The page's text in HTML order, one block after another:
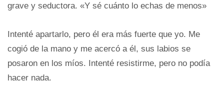
grave y seductora. «Y sé cuánto lo echas de menos»
Intenté apartarlo, pero él era más fuerte que yo. Me
cogió de la mano y me acercó a él, sus labios se
posaron en los míos. Intenté resistirme, pero no podía
hacer nada.